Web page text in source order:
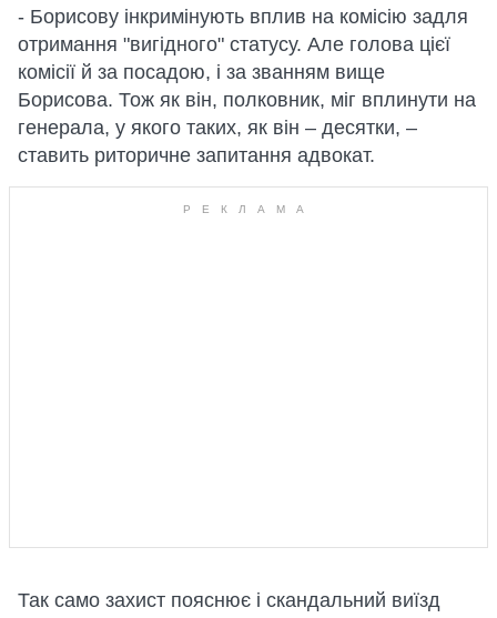
- Борисову інкримінують вплив на комісію задля
отримання "вигідного" статусу. Але голова цієї
комісії й за посадою, і за званням вище
Борисова. Тож як він, полковник, міг вплинути на
генерала, у якого таких, як він – десятки, –
ставить риторичне запитання адвокат.
Так само захист пояснює і скандальний виїзд